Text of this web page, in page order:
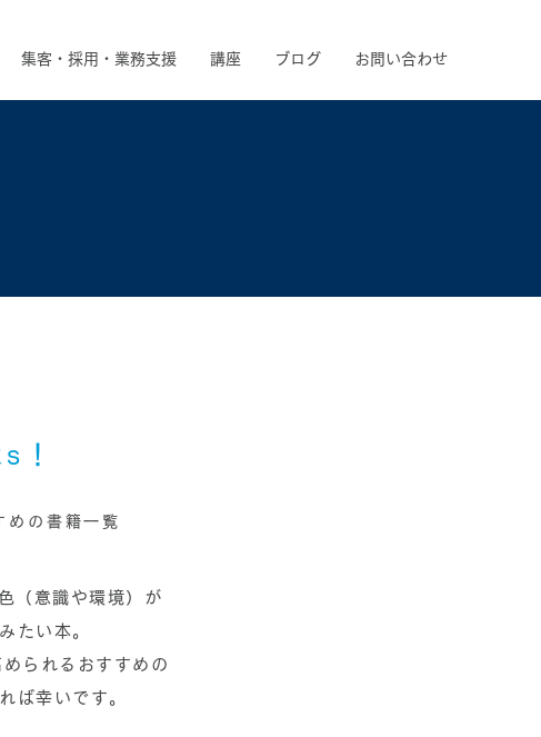
集客・採用・業務支援 講座 ブログ お問い合わせ
！
めの書籍一覧
（意識や環境）が
たい本。
られるおすすめの
ば幸いです。